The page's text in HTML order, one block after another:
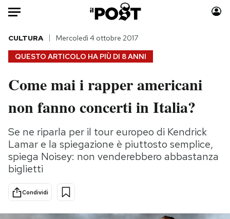
Auto
HOME
Italia
Politica
Tecnologia
Internet
Scienza
Cultura
Economia
Moda
Consumismi
Storie/Idee
Ok Boomer!
Media
QUESTO ARTICOLO HA PIÙ DI 8 ANNI
CULTURA Mercoledì 4 ottobre 2017
Come mai i rapper americani
non fanno concerti in Italia?
Se ne riparla per il tour europeo di Kendrick
Lamar e la spiegazione è piuttosto semplice,
spiega Noisey: non venderebbero abbastanza
biglietti
Condividi